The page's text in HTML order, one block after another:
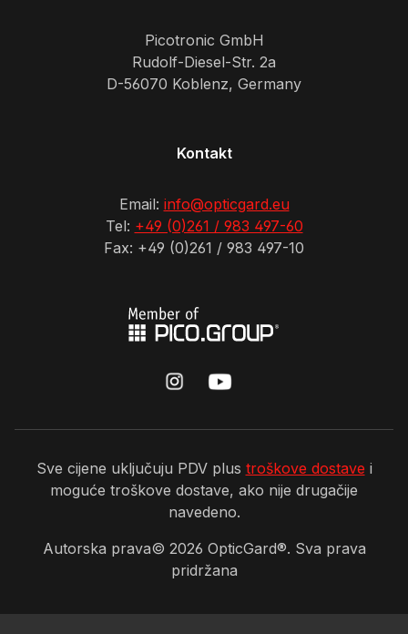
Picotronic GmbH
Rudolf-Diesel-Str. 2a
D-56070 Koblenz, Germany
Kontakt
Email: info@opticgard.eu
Tel: +49 (0)261 / 983 497-60
Fax: +49 (0)261 / 983 497-10
Sve cijene uključuju PDV plus troškove dostave i
moguće troškove dostave, ako nije drugačije
navedeno.
Autorska prava© 2026 OpticGard®. Sva prava
pridržana